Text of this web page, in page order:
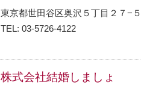
東京都世田谷区奥沢５丁目２７−５
TEL: 03-5726-4122
株式会社結婚しましょ